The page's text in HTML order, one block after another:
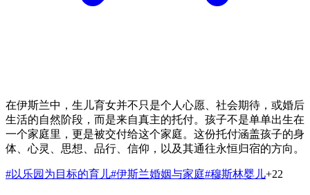
在伊斯兰中，生儿育女并不只是个人心愿、社会期待，或婚后
生活的自然阶段，而是来自真主的托付。孩子不是单单出生在
一个家庭里，更是被交付给这个家庭。这份托付涵盖孩子的身
体、心灵、思想、品行、信仰，以及其通往永恒归宿的方向。
#以乐园为目标的育儿#伊斯兰婚姻与家庭#穆斯林婴儿+22